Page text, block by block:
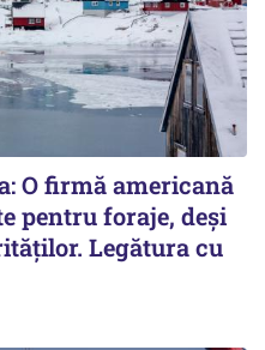
O firmă americană
pentru foraje, deși
Legătura cu